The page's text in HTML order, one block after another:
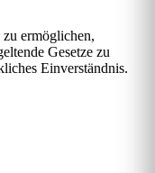
ermöglichen,
Gesetze zu
Einverständnis.